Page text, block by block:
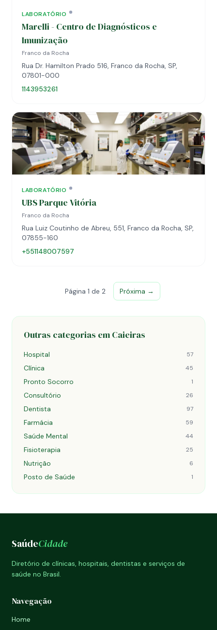
LABORATÓRIO
Marelli - Centro de Diagnósticos e
Imunização
Franco da Rocha
Rua Dr. Hamilton Prado 516, Franco da Rocha, SP,
07801-000
1143953261
LABORATÓRIO
UBS Parque Vitória
Franco da Rocha
Rua Luiz Coutinho de Abreu, 551, Franco da Rocha, SP,
07855-160
+551148007597
Página 1 de 2 Próxima →
Outras categorias em Caieiras
Hospital 57
Clínica 45
Pronto Socorro 1
Consultório 26
Dentista 97
Farmácia 59
Saúde Mental 44
Fisioterapia 25
Nutrição 6
Posto de Saúde 1
SaúdeCidade
Diretório de clínicas, hospitais, dentistas e serviços de
saúde no Brasil.
Navegação
Home